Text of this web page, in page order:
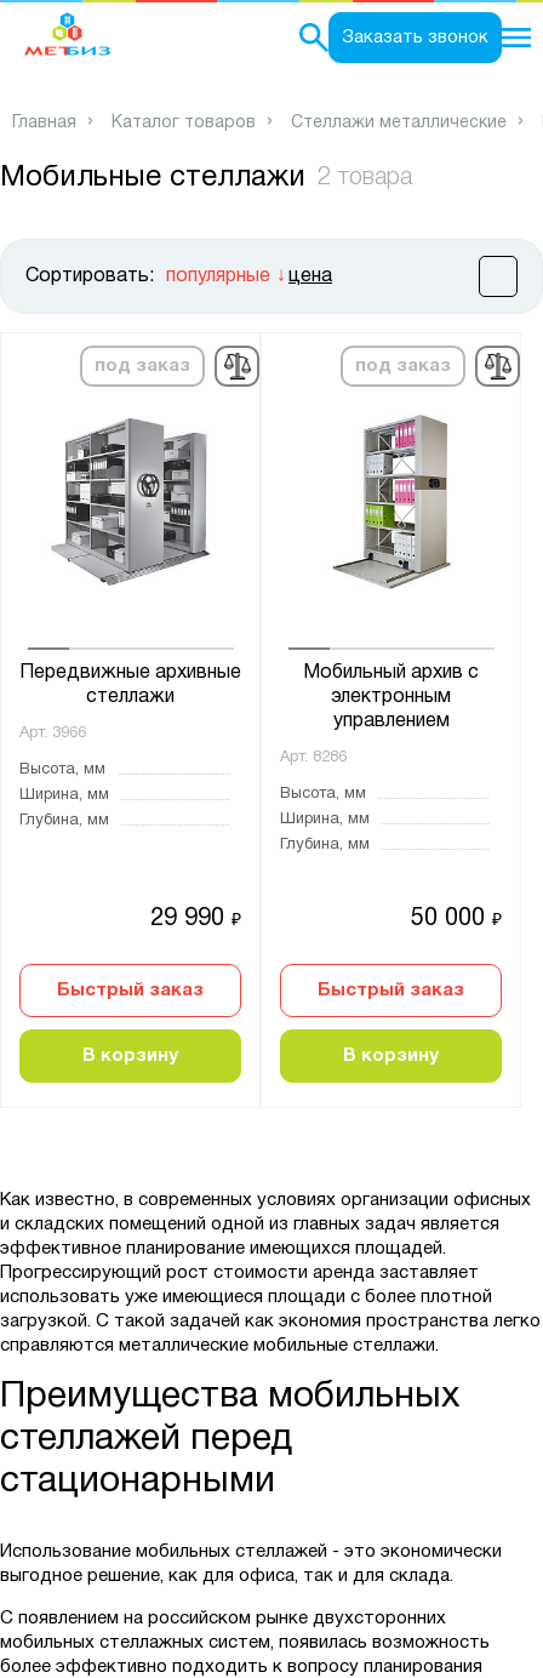
Заказать звонок
Главная Каталог товаров Стеллажи металлические
Мобильные стеллажи 2 товара
Сортировать: популярные цена
под заказ
Передвижные архивные
стеллажи
Арт. 3966
Высота, мм
Ширина, мм
Глубина, мм
29 990₽
Быстрый заказ
В корзину
под заказ
Мобильный архив с
электронным
управлением
Арт. 8286
Высота, мм
Ширина, мм
Глубина, мм
50 000₽
Быстрый заказ
В корзину
Как известно, в современных условиях организации офисных
и складских помещений одной из главных задач является
эффективное планирование имеющихся площадей.
Прогрессирующий рост стоимости аренда заставляет
использовать уже имеющиеся площади с более плотной
загрузкой. С такой задачей как экономия пространства легко
справляются металлические мобильные стеллажи.
Преимущества мобильных
стеллажей перед
стационарными
Использование мобильных стеллажей - это экономически
выгодное решение, как для офиса, так и для склада.
С появлением на российском рынке двухсторонних
мобильных стеллажных систем, появилась возможность
более эффективно подходить к вопросу планирования
Показать Сбросить